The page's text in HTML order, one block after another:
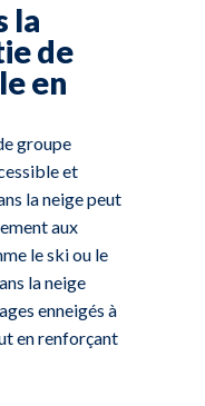
la
de
en
groupe
et
la neige peut
aux
le ski ou le
la neige
enneigés à
en renforçant